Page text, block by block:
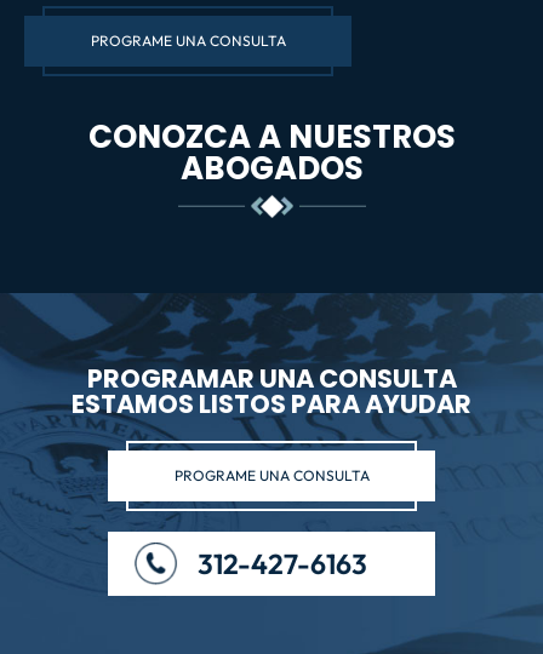
PROGRAME UNA CONSULTA
CONOZCA A NUESTROS
ABOGADOS
PROGRAMAR UNA CONSULTA
ESTAMOS LISTOS PARA AYUDAR
PROGRAME UNA CONSULTA
312-427-6163